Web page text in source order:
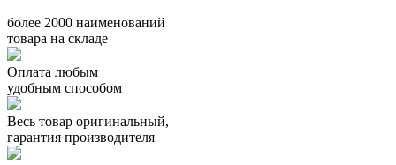
более 2000 наименований
товара на складе
Оплата любым
удобным способом
Весь товар оригинальный,
гарантия производителя